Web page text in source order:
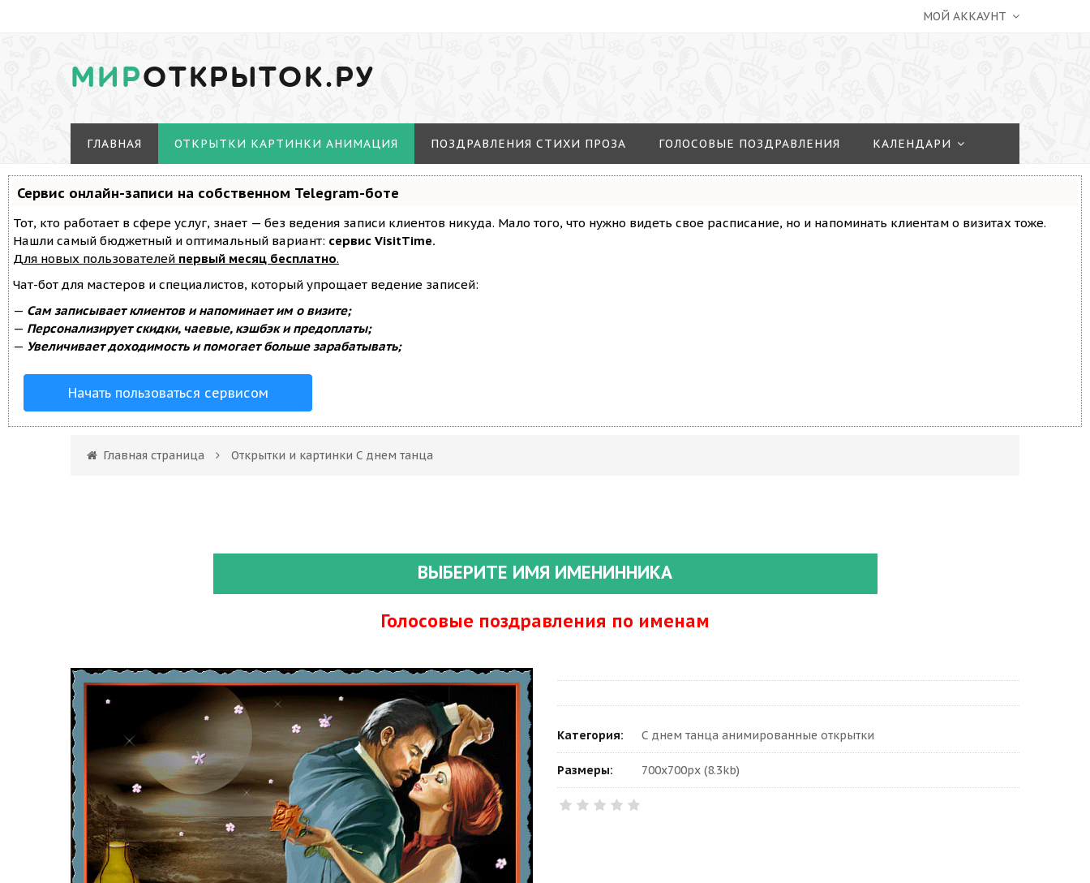
МОЙ АККАУНТ
МИРОТКРЫТОК.РУ
ГЛАВНАЯ ОТКРЫТКИ КАРТИНКИ АНИМАЦИЯ ПОЗДРАВЛЕНИЯ СТИХИ ПРОЗА ГОЛОСОВЫЕ ПОЗДРАВЛЕНИЯ КАЛЕНДАРИ
Сервис онлайн-записи на собственном Telegram-боте
Тот, кто работает в сфере услуг, знает — без ведения записи клиентов никуда. Мало того, что нужно видеть свое расписание, но и напоминать клиентам о визитах тоже.
Нашли самый бюджетный и оптимальный вариант: сервис VisitTime.
Для новых пользователей первый месяц бесплатно.
Чат-бот для мастеров и специалистов, который упрощает ведение записей:
— Сам записывает клиентов и напоминает им о визите;
— Персонализирует скидки, чаевые, кэшбэк и предоплаты;
— Увеличивает доходимость и помогает больше зарабатывать;
Начать пользоваться сервисом
Главная страница Открытки и картинки С днем танца
ВЫБЕРИТЕ ИМЯ ИМЕНИННИКА
Голосовые поздравления по именам
Категория: С днем танца анимированные открытки
Размеры: 700x700px (8.3kb)